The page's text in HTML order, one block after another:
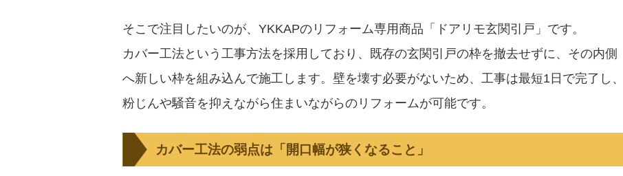
そこで注目したいのが、YKKAPのリフォーム専用商品「ドアリモ玄関引戸」です。
カバー工法という工事方法を採用しており、既存の玄関引戸の枠を撤去せずに、その内側
へ新しい枠を組み込んで施工します。壁を壊す必要がないため、工事は最短1日で完了し、
粉じんや騒音を抑えながら住まいながらのリフォームが可能です。
カバー工法の弱点は「開口幅が狭くなること」